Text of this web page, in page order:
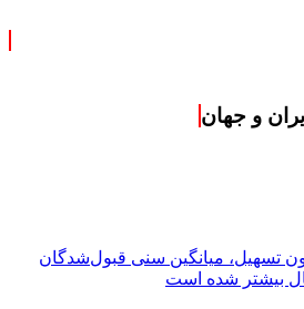
و جهان
تسهیل، میانگین سنی قبول‌شدگان